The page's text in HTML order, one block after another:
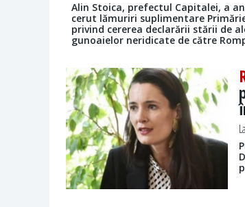
Alin Stoica, prefectul Capitalei, a
cerut lămuriri suplimentare
privind cererea declarării stării de
gunoaielor neridicate de către